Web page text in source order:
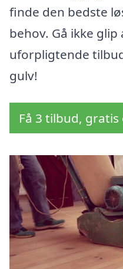
finde den bedste
behov. Gå ikke
uforpligtende
gulv!
Få 3 tilbud,